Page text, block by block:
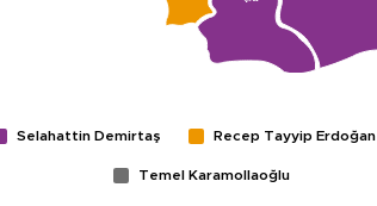
Selahattin Demirtaş Recep Tayyip Erdoğan
Temel Karamollaoğlu